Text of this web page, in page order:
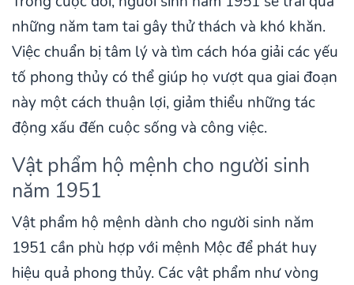
những năm tam tai gây thử thách và khó khăn.
Việc chuẩn bị tâm lý và tìm cách hóa giải các yếu
tố phong thủy có thể giúp họ vượt qua giai đoạn
này một cách thuận lợi, giảm thiểu những tác
động xấu đến cuộc sống và công việc.
Vật phẩm hộ mệnh cho người sinh
năm 1951
Vật phẩm hộ mệnh dành cho người sinh năm
1951 cần phù hợp với mệnh Mộc để phát huy
hiệu quả phong thủy. Các vật phẩm như vòng